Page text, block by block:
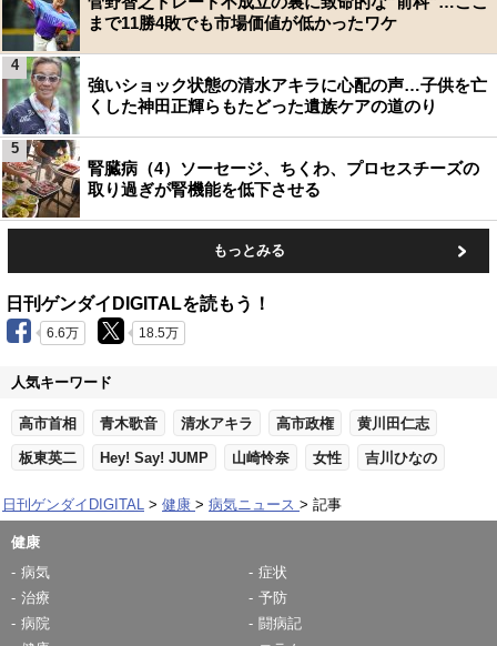
まで11勝4敗でも市場価値が低かったワケ
強いショック状態の清水アキラに心配の声…子供を亡
くした神田正輝らもたどった遺族ケアの道のり
4
腎臓病（4）ソーセージ、ちくわ、プロセスチーズの
取り過ぎが腎機能を低下させる
5
もっとみる
日刊ゲンダイDIGITALを読もう！
6.6万 18.5万
人気キーワード
高市首相 青木歌音 清水アキラ 高市政権 黄川田仁志
板東英二 Hey! Say! JUMP 山崎怜奈 女性 吉川ひなの
日刊ゲンダイDIGITAL 健康 病気ニュース 記事
健康
病気
症状
治療
予防
病院
闘病記